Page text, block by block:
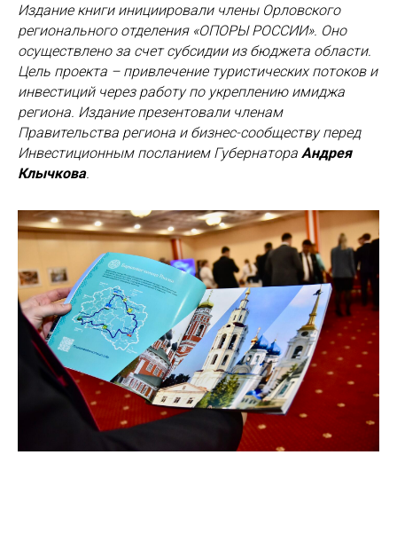
Издание книги инициировали члены Орловского
регионального отделения «ОПОРЫ РОССИИ». Оно
осуществлено за счет субсидии из бюджета области.
Цель проекта – привлечение туристических потоков и
инвестиций через работу по укреплению имиджа
региона. Издание презентовали членам
Правительства региона и бизнес-сообществу перед
Инвестиционным посланием Губернатора Андрея
Клычкова.